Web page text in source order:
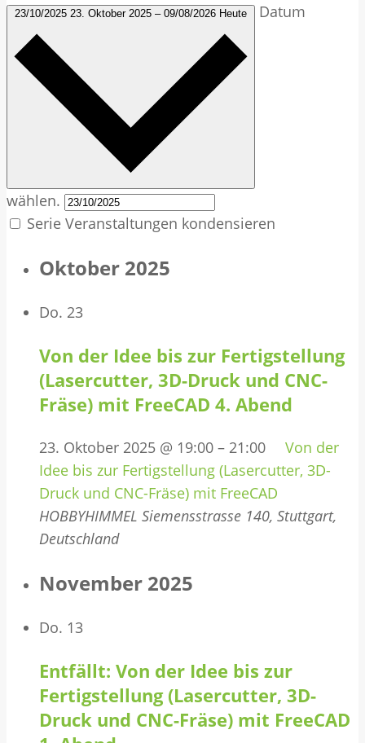
23/10/2025 23. Oktober 2025 – 09/08/2026 Heute Datum
wählen.
Serie Veranstaltungen kondensieren
Oktober 2025
Do. 23
Von der Idee bis zur Fertigstellung
(Lasercutter, 3D-Druck und CNC-
Fräse) mit FreeCAD 4. Abend
23. Oktober 2025 @ 19:00 – 21:00
Von der
Idee bis zur Fertigstellung (Lasercutter, 3D-
Druck und CNC-Fräse) mit FreeCAD
HOBBYHIMMEL Siemensstrasse 140, Stuttgart,
Deutschland
November 2025
Do. 13
Entfällt: Von der Idee bis zur
Fertigstellung (Lasercutter, 3D-
Druck und CNC-Fräse) mit FreeCAD